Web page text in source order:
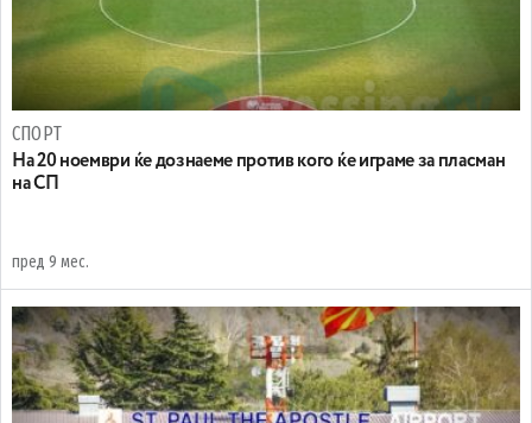
СПОРТ
На 20 ноември ќе дознаеме против кого ќе играме за пласман
на СП
пред 9 мес.